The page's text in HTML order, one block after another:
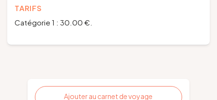
TARIFS
Catégorie 1 : 30.00 €.
Ajouter au carnet de voyage